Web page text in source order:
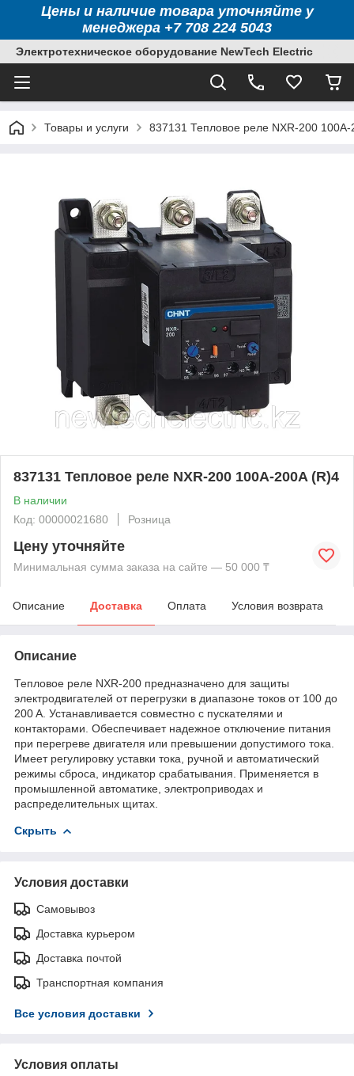
Цены и наличие товара уточняйте у
менеджера +7 708 224 5043
Электротехническое оборудование NewTech Electric
Товары и услуги 837131 Тепловое реле NXR-200 100A-
837131 Тепловое реле NXR-200 100A-200A (R)4
В наличии
Код: 00000021680
Розница
Цену уточняйте
Минимальная сумма заказа на сайте — 50 000 ₸
Описание Доставка Оплата Условия возврата
Описание
Тепловое реле NXR-200 предназначено для защиты
электродвигателей от перегрузки в диапазоне токов от 100 до
200 А. Устанавливается совместно с пускателями и
контакторами. Обеспечивает надежное отключение питания
при перегреве двигателя или превышении допустимого тока.
Имеет регулировку уставки тока, ручной и автоматический
режимы сброса, индикатор срабатывания. Применяется в
промышленной автоматике, электроприводах и
распределительных щитах.
Скрыть
Условия доставки
Самовывоз
Доставка курьером
Доставка почтой
Транспортная компания
Все условия доставки
Условия оплаты